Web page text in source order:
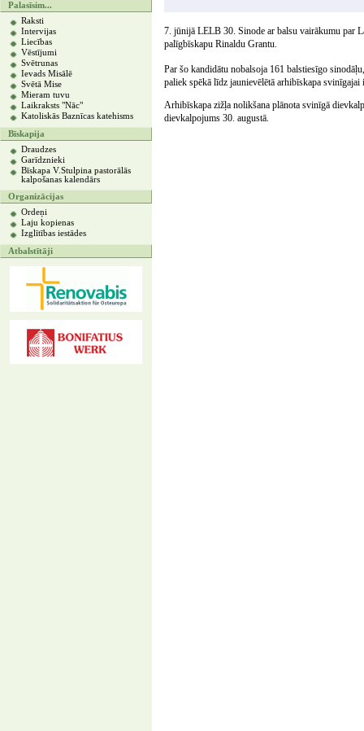
Palasīsim...
Raksti
Intervijas
Liecības
Vēstījumi
Svētrunas
Ievads Misālē
Svētā Mise
Mieram tuvu
Laikraksts "Nāc"
Katoliskās Baznīcas katehisms
Bīskapija
Draudzes
Garīdznieki
Bīskapa V.Stulpina pastorālās
kalpošanas kalendārs
Organizācijas
Ordeņi
Laju kopienas
Izglītības iestādes
Atbalstītāji
7. jūnijā LELB 30. Sinode ar balsu vairākumu par
palīgbīskapu Rinaldu Grantu.
Par šo kandidātu nobalsoja 161 balstiesīgo
paliek spēkā līdz jaunievēlētā arhibīskapa svinīgajai
Arhibīskapa zižļa nolikšana plānota svinīgā
dievkalpojums 30. augustā.